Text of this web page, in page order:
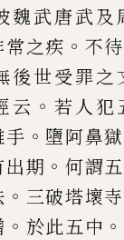
魏武唐武及
常之疾 。 不
後世受罪之
云 。 若人犯
手 。 墮阿鼻獄
出期 。 何謂五
。 三破塔壞寺
。 於此五中 。